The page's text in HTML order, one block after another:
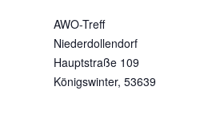
AWO-Treff
Niederdollendorf
Hauptstraße 109
Königswinter, 53639